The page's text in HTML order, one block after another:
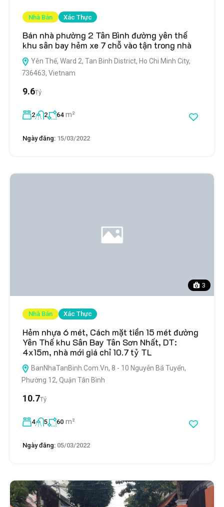
Nhà Bán Xác Thực
Bán nhà phường 2 Tân Bình đường yên thế
khu sân bay hẻm xe 7 chỗ vào tận trong nhà
Yên Thế, Ward 2, Tan Binh District, Ho Chi Minh City,
736463, Vietnam
9.6Tỷ
2 2 64 m²
Ngày đăng: 15/03/2022
3
Nhà Bán Xác Thực
Hẻm nhựa 6 mét, Cách mặt tiền 15 mét đường
Yên Thế khu Sân Bay Tân Sơn Nhất, DT:
4x15m, nhà mới giá chỉ 10.7 tỷ TL
BanNhaTanBinh.Com.Vn, 8 - 10 Nguyễn Bá Tuyển,
Phường 12, Quận Tân Bình
10.7Tỷ
4 5 60 m²
Ngày đăng: 05/03/2022